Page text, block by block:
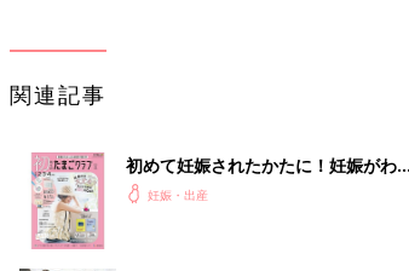
悪くなったことも…」有名夫婦の
YouTubeから学んだ夫がつわり中に